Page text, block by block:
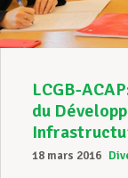
LCGB-
du
18 mars 2016